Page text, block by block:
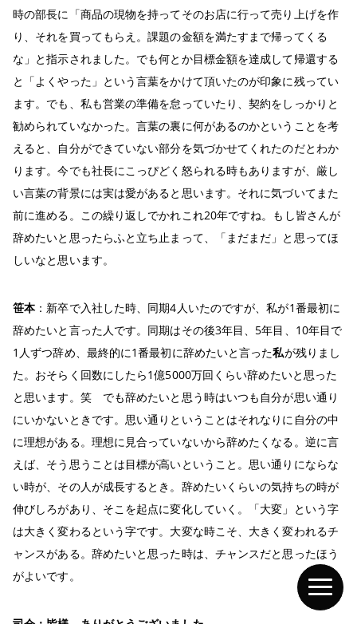
時の部長に「商品の現物を持ってそのお店に行って売り上げを作
り、それを買ってもらえ。課題の金額を満たすまで帰ってくる
な」と指示されました。でも何とか目標金額を達成して帰還する
と「よくやった」という言葉をかけて頂いたのが印象に残ってい
ます。でも、私も営業の準備を怠っていたり、契約をしっかりと
勧められていなかった。言葉の裏に何があるのかということを考
えると、自分ができていない部分を気づかせてくれたのだとわか
ります。今でも社長にこっぴどく怒られる時もありますが、厳し
い言葉の背景には実は愛があると思います。それに気づいてまた
前に進める。この繰り返しでかれこれ20年ですね。もし皆さんが
辞めたいと思ったらふと立ち止まって、「まだまだ」と思ってほ
しいなと思います。
笹本：新卒で入社した時、同期4人いたのですが、私が1番最初に
辞めたいと言った人です。同期はその後3年目、5年目、10年目で
1人ずつ辞め、最終的に1番最初に辞めたいと言った私が残りまし
た。おそらく回数にしたら1億5000万回くらい辞めたいと思った
と思います。笑 でも辞めたいと思う時はいつも自分が思い通り
にいかないときです。思い通りということはそれなりに自分の中
に理想がある。理想に見合っていないから辞めたくなる。逆に言
えば、そう思うことは目標が高いということ。思い通りにならな
い時が、その人が成長するとき。辞めたいくらいの気持ちの時が
伸びしろがあり、そこを起点に変化していく。「大変」という字
は大きく変わるという字です。大変な時こそ、大きく変われるチ
ャンスがある。辞めたいと思った時は、チャンスだと思ったほう
がよいです。